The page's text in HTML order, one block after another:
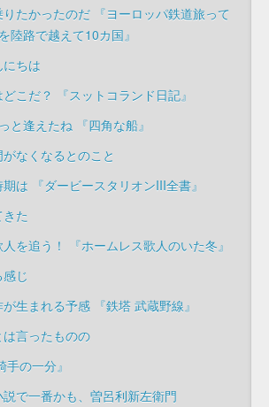
たかったのだ 『ヨーロッパ鉄道旅って
陸路で越えて10カ国』
ちは
こだ？ 『スットコランド日記』
と逢えたね 『四角な船』
なくなるとのこと
は 『ダービースタリオンIII全書』
た
を追う！ 『ホームレス歌人のいた冬』
じ
生まれる予感 『鉄塔 武蔵野線』
言ったものの
の一分』
で一番かも、曽呂利新左衛門